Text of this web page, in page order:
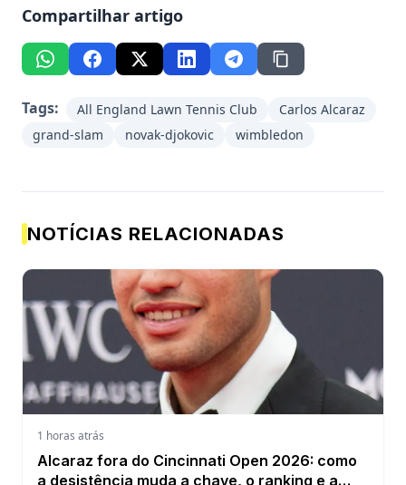
Compartilhar artigo
Tags: All England Lawn Tennis Club
Carlos Alcaraz
grand-slam
novak-djokovic wimbledon
NOTÍCIAS RELACIONADAS
1 horas atrás
Alcaraz fora do Cincinnati Open 2026: como
a desistência muda a chave, o ranking e a